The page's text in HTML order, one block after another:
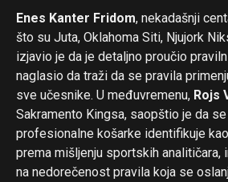
Enes Kanter Fridom, nekadašnji
što su Juta, Oklahoma Siti, Njujork
izjavio je da je detaljno proučio
naglasio da traži da se pravila
sve učesnike. U međuvremenu, Rojs
Sakramento Kingsa, saopštio je da
profesionalne košarke identifikuje
prema mišljenju sportskih analitičara,
na nedorečenost pravila koja se